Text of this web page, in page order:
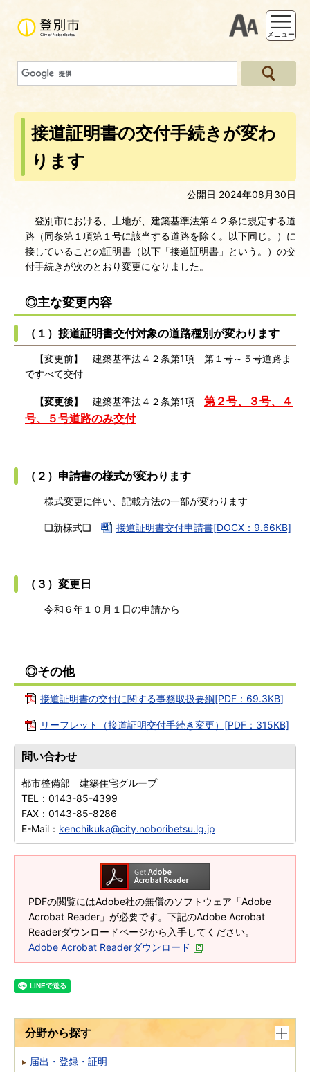
支援ツー
メニュー
接道証明書の交付手続きが変わ
ります
公開日 2024年08月30日
登別市における、土地が、建築基準法第４２条に規定する道
路（同条第１項第１号に該当する道路を除く。以下同じ。）に
接していることの証明書（以下「接道証明書」という。）の交
付手続きが次のとおり変更になりました。
◎主な変更内容
（１）接道証明書交付対象の道路種別が変わります
【変更前】 建築基準法４２条第1項 第１号～５号道路ま
ですべて交付
【変更後】 建築基準法４２条第1項 第２号、３号、４
号、５号道路のみ交付
（２）申請書の様式が変わります
様式変更に伴い、記載方法の一部が変わります
❏新様式❏ 接道証明書交付申請書[DOCX：9.66KB]
（３）変更日
令和６年１０月１日の申請から
◎その他
接道証明書の交付に関する事務取扱要綱[PDF：69.3KB]
リーフレット（接道証明交付手続き変更）[PDF：315KB]
問い合わせ
都市整備部 建築住宅グループ
TEL： 0143-85-4399
FAX： 0143-85-8286
E-Mail： kenchikuka@city.noboribetsu.lg.jp
PDFの閲覧にはAdobe社の無償のソフトウェア「Adobe
Acrobat Reader」が必要です。下記のAdobe Acrobat
Readerダウンロードページから入手してください。
Adobe Acrobat Readerダウンロード
分野から探す
届出・登録・証明